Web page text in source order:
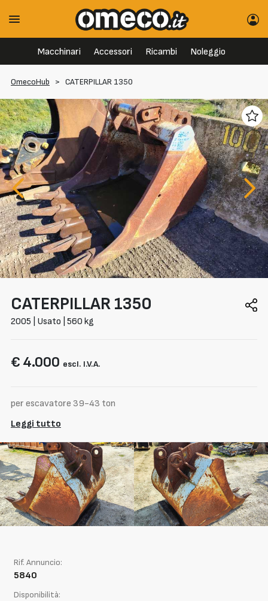
Macchinari Accessori Ricambi Noleggio
OmecoHub > CATERPILLAR 1350
CATERPILLAR 1350
2005 | Usato | 560 kg
€ 4.000 escl. I.V.A.
per escavatore 39-43 ton
Leggi tutto
Rif. Annuncio:
5840
Disponibilità: